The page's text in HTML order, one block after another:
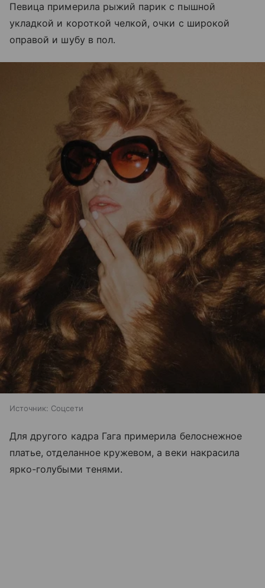
Певица примерила рыжий парик с пышной
укладкой и короткой челкой, очки с широкой
оправой и шубу в пол.
Источник: Соцсети
Для другого кадра Гага примерила белоснежное
платье, отделанное кружевом, а веки накрасила
ярко-голубыми тенями.